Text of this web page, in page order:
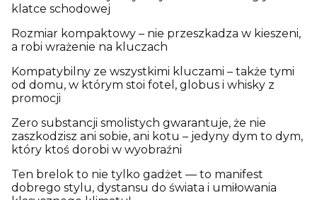
klatce schodowej
Rozmiar kompaktowy – nie przeszkadza w kieszeni,
a robi wrażenie na kluczach
Kompatybilny ze wszystkimi kluczami – także tymi
od domu, w którym stoi fotel, globus i whisky z
promocji
Zero substancji smolistych gwarantuje, że nie
zaszkodzisz ani sobie, ani kotu – jedyny dym to dym,
który ktoś dorobi w wyobraźni
Ten brelok to nie tylko gadżet — to manifest
dobrego stylu, dystansu do świata i umiłowania